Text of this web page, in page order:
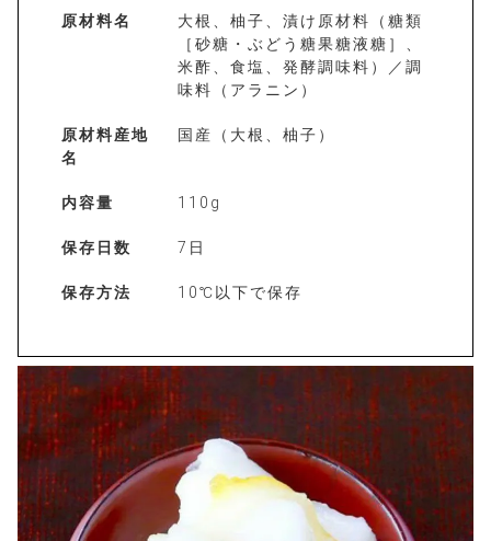
原材料名
大根、柚子、漬け原材料（糖類
［砂糖・ぶどう糖果糖液糖］、
米酢、食塩、発酵調味料）／調
味料（アラニン）
原材料産地
名
国産（大根、柚子）
内容量 110g
保存日数 7日
保存方法 10℃以下で保存